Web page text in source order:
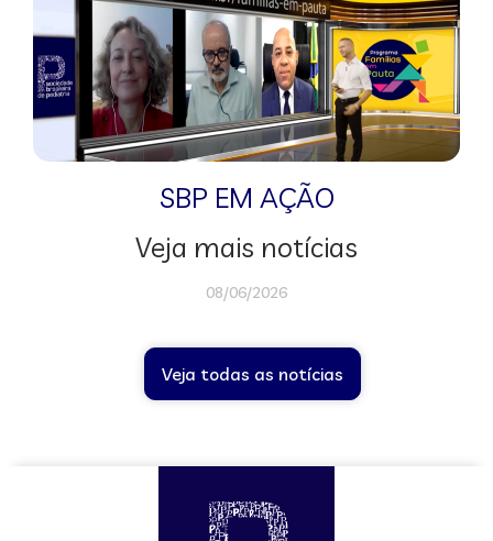
SBP EM AÇÃO
Veja mais notícias
08/06/2026
Veja todas as notícias